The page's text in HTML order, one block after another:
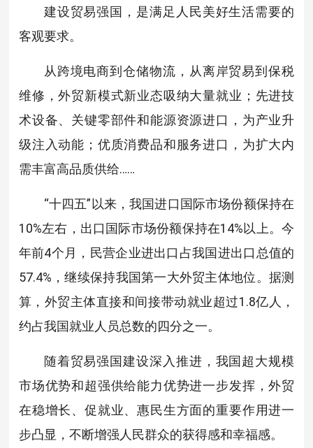
建设贸易强国，是满足人民美好生活需要的
客观要求。
从跨境电商到仓储物流，从离岸贸易到保税
维修，外贸新模式新业态吸纳大量就业；先进技
术设备、关键零部件和能源资源进口，为产业升
级注入动能；优质消费品和服务进口，为扩大内
需丰富高品质供给……
“十四五”以来，我国进口国际市场份额保持在
10%左右，出口国际市场份额保持在14%以上。今
年前4个月，民营企业进出口占我国进出口总值的
57.4%，继续保持我国第一大外贸主体地位。据测
算，外贸主体直接和间接带动就业超过1.8亿人，
约占我国就业人员总数的四分之一。
随着贸易强国建设深入推进，我国超大规模
市场优势和超强供给能力优势进一步发挥，外贸
在稳增长、促就业、惠民生方面的重要作用进一
步凸显，不断增强人民群众的获得感和幸福感。